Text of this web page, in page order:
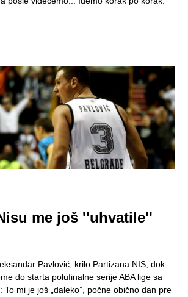
me još ''uhvatile''
Pavlović, krilo Partizana NIS, dok
do starta polufinalne serije ABA lige sa
To mi je još „daleko”, počne obično dan pre